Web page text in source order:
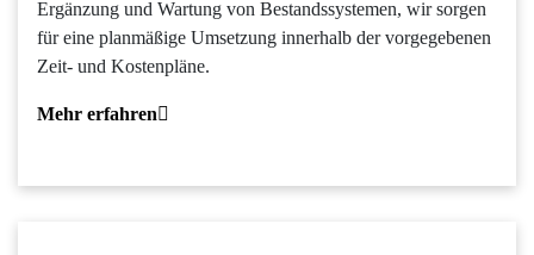
Ergänzung und Wartung von Bestandssystemen, wir sorgen
für eine planmäßige Umsetzung innerhalb der vorgegebenen
Zeit- und Kostenpläne.
Mehr erfahren